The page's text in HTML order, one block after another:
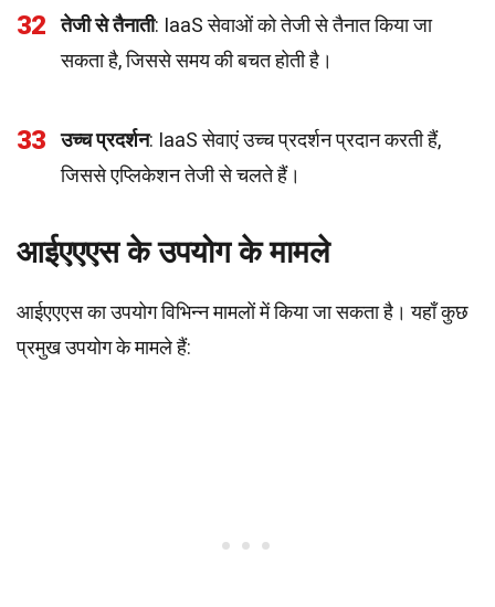
32 तेजी से तैनाती: IaaS सेवाओं को तेजी से तैनात किया जा
सकता है, जिससे समय की बचत होती है।
33 उच्च प्रदर्शन: IaaS सेवाएं उच्च प्रदर्शन प्रदान करती हैं,
जिससे एप्लिकेशन तेजी से चलते हैं।
आईएएएस के उपयोग के मामले
आईएएएस का उपयोग विभिन्न मामलों में किया जा सकता है। यहाँ कुछ
प्रमुख उपयोग के मामले हैं: